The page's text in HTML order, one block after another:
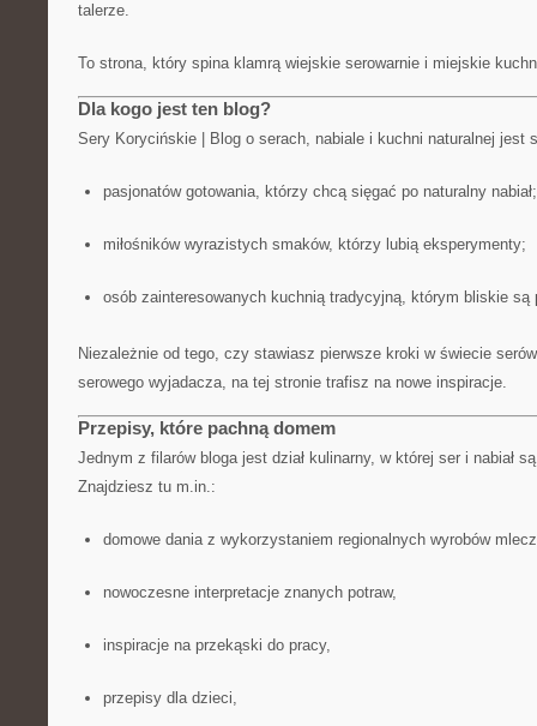
talerze.
To strona, który spina klamrą wiejskie serowarnie i miejskie
Dla kogo jest ten blog?
Sery Korycińskie | Blog o serach, nabiale i kuchni naturalnej jest
pasjonatów gotowania, którzy chcą sięgać po naturalny nabiał;
miłośników wyrazistych smaków, którzy lubią eksperymenty;
osób zainteresowanych kuchnią tradycyjną, którym bliskie są
Niezależnie od tego, czy stawiasz pierwsze kroki w świecie
serowego wyjadacza, na tej stronie trafisz na nowe inspiracje.
Przepisy, które pachną domem
Jednym z filarów bloga jest dział kulinarny, w której ser i nabiał
Znajdziesz tu m.in.:
domowe dania z wykorzystaniem regionalnych wyrobów
nowoczesne interpretacje znanych potraw,
inspiracje na przekąski do pracy,
przepisy dla dzieci,